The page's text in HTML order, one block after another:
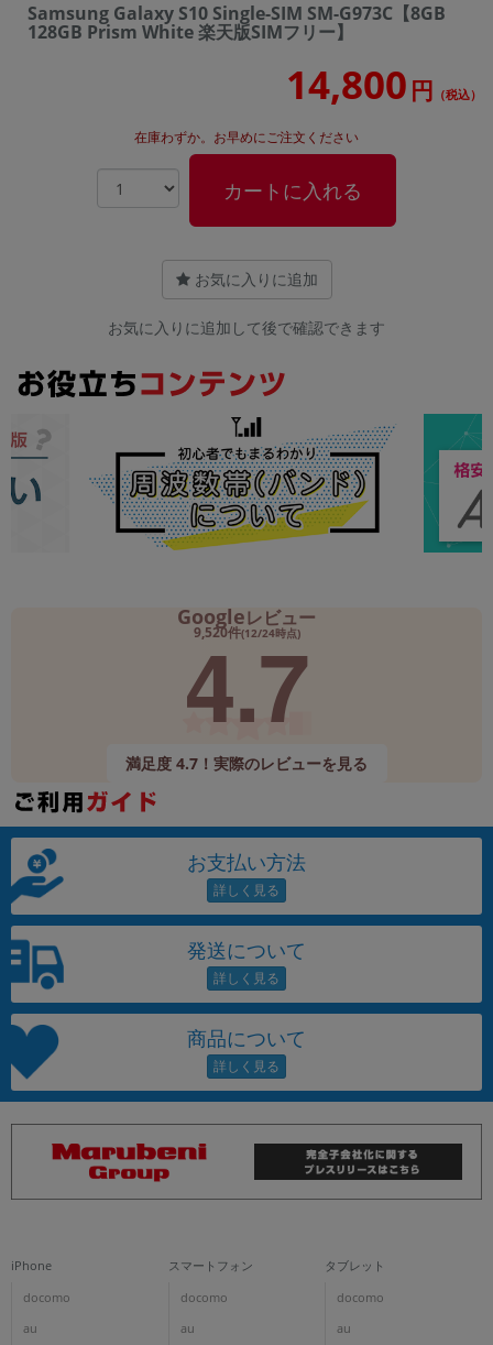
Samsung Galaxy S10 Single-SIM SM-G973C【8GB
128GB Prism White 楽天版SIMフリー】
14,800 円 （税込）
在庫わずか。お早めにご注文ください
カートに入れる
お気に入りに追加
お気に入りに追加して後で確認できます
Googleレビュー
9,520件(12/24時点)
4.7
満足度 4.7！実際のレビューを見る
お支払い方法
発送について
商品について
iPhone
docomo
au
スマートフォン
docomo
au
タブレット
docomo
au